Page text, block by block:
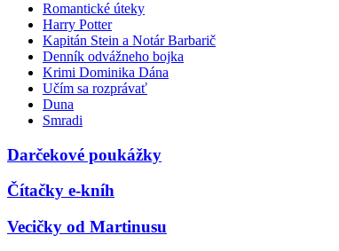
Romantické úteky
Harry Potter
Kapitán Stein a Notár Barbarič
Denník odvážneho bojka
Krimi Dominika Dána
Učím sa rozprávať
Duna
Smradi
Darčekové poukážky
Čítačky e-kníh
Vecičky od Martinusu